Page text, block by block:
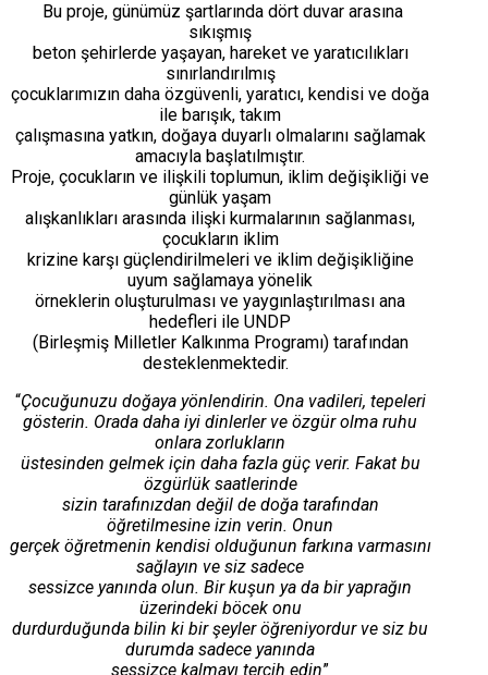
Bu proje, günümüz şartlarında dört duvar arasına
sıkışmış
beton şehirlerde yaşayan, hareket ve yaratıcılıkları
sınırlandırılmış
çocuklarımızın daha özgüvenli, yaratıcı, kendisi ve doğa
ile barışık, takım
çalışmasına yatkın, doğaya duyarlı olmalarını sağlamak
amacıyla başlatılmıştır.
Proje, çocukların ve ilişkili toplumun, iklim değişikliği ve
günlük yaşam
alışkanlıkları arasında ilişki kurmalarının sağlanması,
çocukların iklim
krizine karşı güçlendirilmeleri ve iklim değişikliğine
uyum sağlamaya yönelik
örneklerin oluşturulması ve yaygınlaştırılması ana
hedefleri ile UNDP
(Birleşmiş Milletler Kalkınma Programı) tarafından
desteklenmektedir.
“Çocuğunuzu doğaya yönlendirin. Ona vadileri, tepeleri
gösterin. Orada daha iyi dinlerler ve özgür olma ruhu
onlara zorlukların
üstesinden gelmek için daha fazla güç verir. Fakat bu
özgürlük saatlerinde
sizin tarafınızdan değil de doğa tarafından
öğretilmesine izin verin. Onun
gerçek öğretmenin kendisi olduğunun farkına varmasını
sağlayın ve siz sadece
sessizce yanında olun. Bir kuşun ya da bir yaprağın
üzerindeki böcek onu
durdurduğunda bilin ki bir şeyler öğreniyordur ve siz bu
durumda sadece yanında
sessizce kalmayı tercih edin”